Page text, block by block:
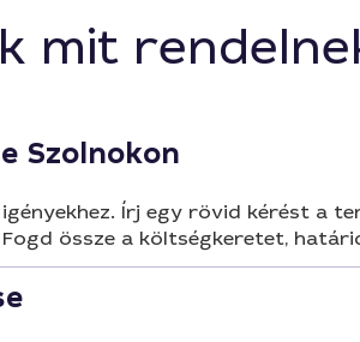
mit
Szolnokon
Írj egy rövid kérést a
össze a költségkeretet,